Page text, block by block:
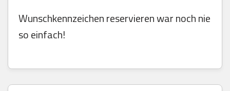
Wunschkennzeichen reservieren war noch nie
so einfach!